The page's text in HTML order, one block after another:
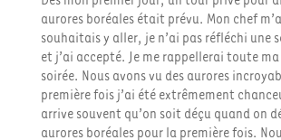
aurores boréales était prévu. Mon chef
souhaitais y aller, je n’ai pas réfléchi une
et j’ai accepté. Je me rappellerai toute
soirée. Nous avons vu des aurores
première fois j’ai été extrêmement
arrive souvent qu’on soit déçu quand on
aurores boréales pour la première fois.